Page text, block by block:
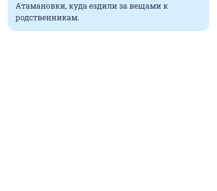
Атамановки, куда ездили за вещами к
родственникам.